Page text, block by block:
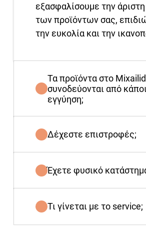
εξασφαλίσουμε την
των προϊόντων σας,
την ευκολία και την
Τα προϊόντα στο
συνοδεύονται από
εγγύηση;
Δέχεστε επιστροφές;
Έχετε φυσικό
Τι γίνεται με το service;